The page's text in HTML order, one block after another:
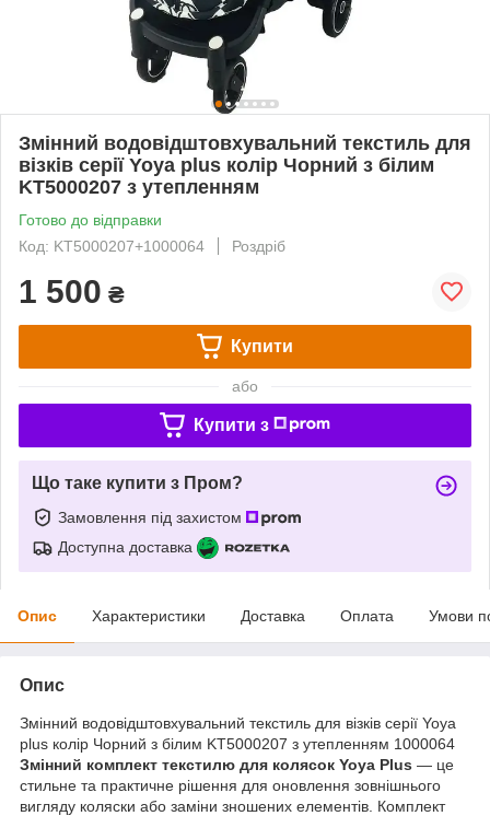
Змінний водовідштовхувальний текстиль для
візків серії Yoya plus колір Чорний з білим
KT5000207 з утепленням
Готово до відправки
Код: KT5000207+1000064
Роздріб
1 500 ₴
Купити
або
Купити з
Що таке купити з Пром?
Замовлення під захистом
Доступна доставка
Опис Характеристики Доставка Оплата Умови
Опис
Змінний водовідштовхувальний текстиль для візків серії Yoya
plus колір Чорний з білим KT5000207 з утепленням 1000064
Змінний комплект текстилю для колясок Yoya Plus — це
стильне та практичне рішення для оновлення зовнішнього
вигляду коляски або заміни зношених елементів. Комплект